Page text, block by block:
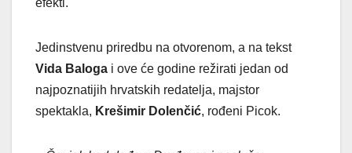
efekti.
Jedinstvenu priredbu na otvorenom, a na tekst
Vida Baloga i ove će godine režirati jedan od
najpoznatijih hrvatskih redatelja, majstor
spektakla, Krešimir Dolenčić, rođeni Picok.